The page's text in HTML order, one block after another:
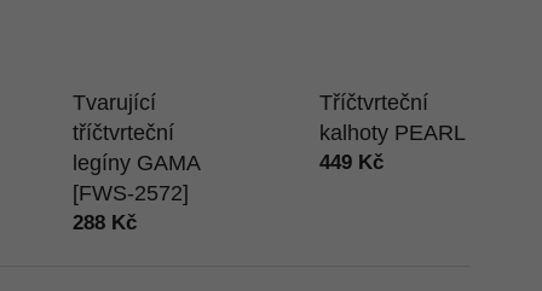
Tvarující
tříčtvrteční
legíny GAMA
[FWS-2572]
288 Kč
Tříčtvrteční
kalhoty PEARL
449 Kč